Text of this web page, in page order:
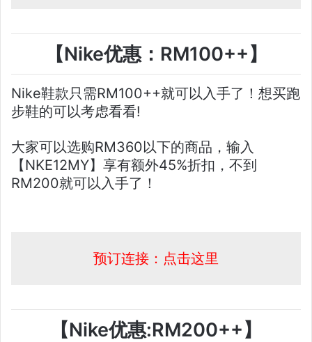
【Nike优惠：RM100++】
Nike鞋款只需RM100++就可以入手了！想买跑
步鞋的可以考虑看看!
大家可以选购RM360以下的商品，输入
【NKE12MY】享有额外45%折扣，不到
RM200就可以入手了！
预订连接：点击这里
【Nike优惠:RM200++】